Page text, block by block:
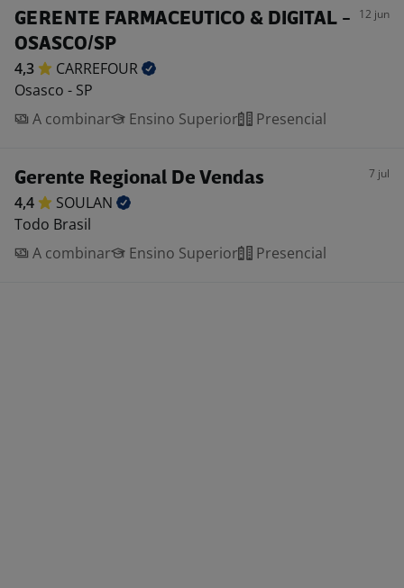
GERENTE FARMACEUTICO & DIGITAL -
OSASCO/SP
12 jun
4,3
CARREFOUR
Osasco - SP
A combinar
Ensino Superior Presencial
Gerente Regional De Vendas 7 jul
4,4
SOULAN
Todo Brasil
A combinar
Ensino Superior Presencial